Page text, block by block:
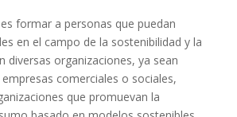
formar a personas que puedan
en el campo de la sostenibilidad y la
diversas organizaciones, ya sean
comerciales o sociales,
que promuevan la